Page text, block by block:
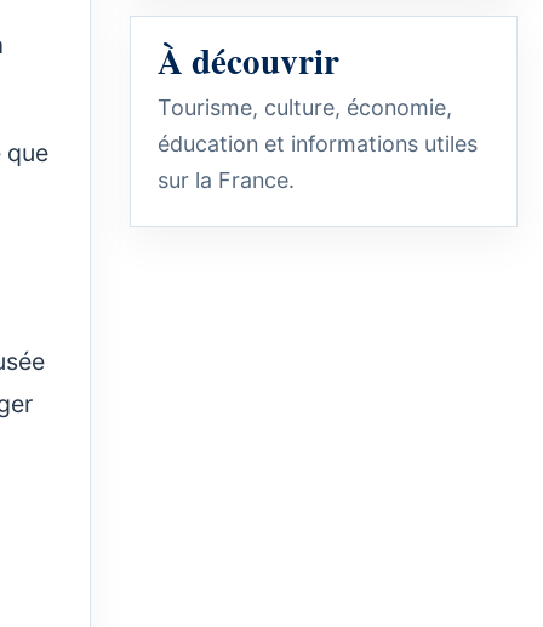
que
À découvrir
Tourisme, culture, économie,
éducation et informations utiles
sur la France.